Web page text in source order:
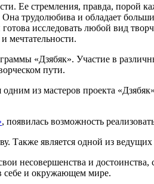
Ее стремления, правда, порой
трудолюбива и обладает
исследовать любой вид
мечтательности.
«Дзябяк». Участие в
пути.
из мастеров проекта
, появилась возможность
Также является одной из
несовершенства и
себе и окружающем мире.